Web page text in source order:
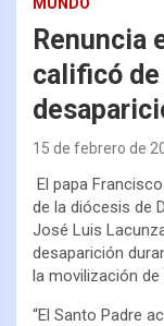
Renuncia
calificó de
15 de febrero de
El papa
de la diócesis de
José Luis
desaparición
la movilización
“El Santo Padre